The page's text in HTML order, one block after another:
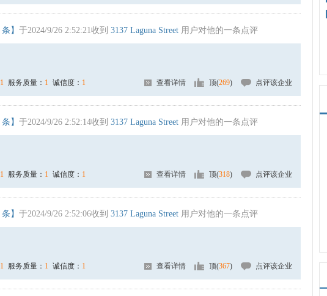
条】 于2024/9/26 2:52:21收到 3137 Laguna Street 用户对他的一条点评
1 服务质量： 1 诚信度： 1 查看详情 顶(269) 点评该企业
条】 于2024/9/26 2:52:14收到 3137 Laguna Street 用户对他的一条点评
1 服务质量： 1 诚信度： 1 查看详情 顶(318) 点评该企业
条】 于2024/9/26 2:52:06收到 3137 Laguna Street 用户对他的一条点评
1 服务质量： 1 诚信度： 1 查看详情 顶(367) 点评该企业